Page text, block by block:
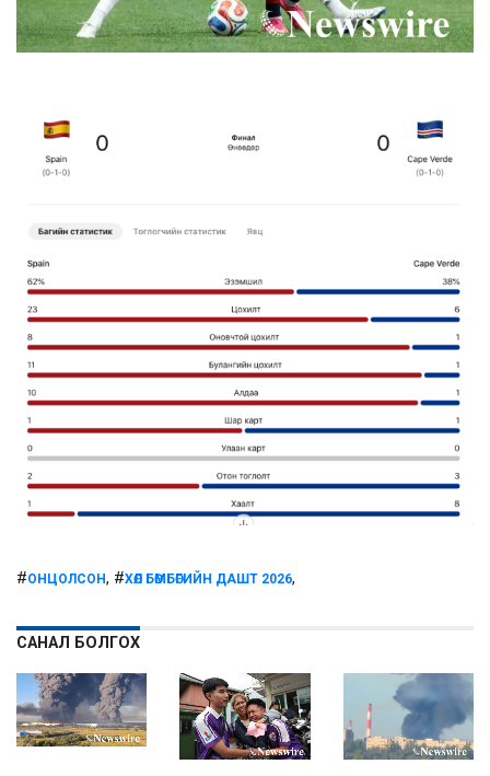
#ОНЦОЛСОН, #ХӨЛ БӨМБӨГИЙН ДАШТ 2026,
САНАЛ БОЛГОХ